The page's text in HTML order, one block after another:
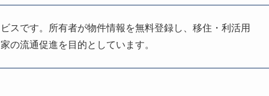
スです。所有者が物件情報を無料登録し、移住・利活用
の流通促進を目的としています。